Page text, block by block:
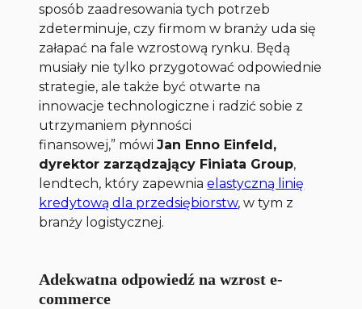
sposób zaadresowania tych potrzeb
zdeterminuje, czy firmom w branży uda się
załapać na fale wzrostową rynku. Będą
musiały nie tylko przygotować odpowiednie
strategie, ale także być otwarte na
innowacje technologiczne i radzić sobie z
utrzymaniem płynności
finansowej,” mówiJan Enno Einfeld,
dyrektor zarządzający Finiata Group,
lendtech, który zapewniaelastyczną linię
kredytową dla przedsiębiorstw, w tym z
branży logistycznej.
Adekwatna odpowiedź na wzrost e-
commerce